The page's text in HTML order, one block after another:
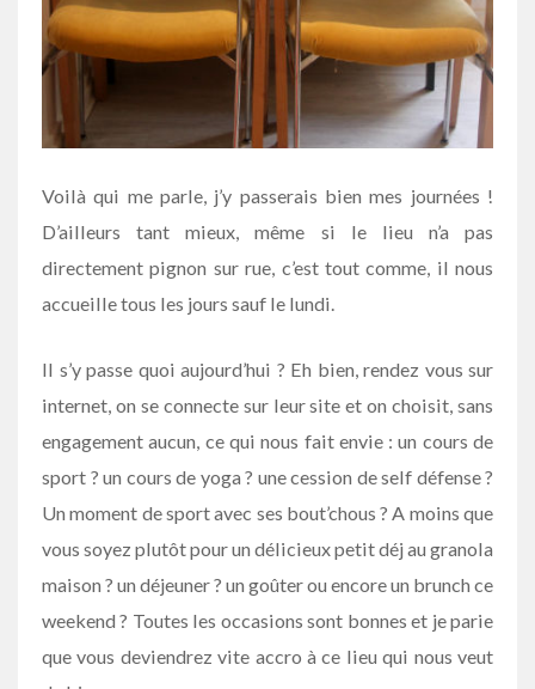
Voilà qui me parle, j’y passerais bien mes journées !
D’ailleurs tant mieux, même si le lieu n’a pas
directement pignon sur rue, c’est tout comme, il nous
accueille tous les jours sauf le lundi.
Il s’y passe quoi aujourd’hui ? Eh bien, rendez vous sur
internet, on se connecte sur leur site et on choisit, sans
engagement aucun, ce qui nous fait envie : un cours de
sport ? un cours de yoga ? une cession de self défense ?
Un moment de sport avec ses bout’chous ? A moins que
vous soyez plutôt pour un délicieux petit déj au granola
maison ? un déjeuner ? un goûter ou encore un brunch ce
weekend ? Toutes les occasions sont bonnes et je parie
que vous deviendrez vite accro à ce lieu qui nous veut